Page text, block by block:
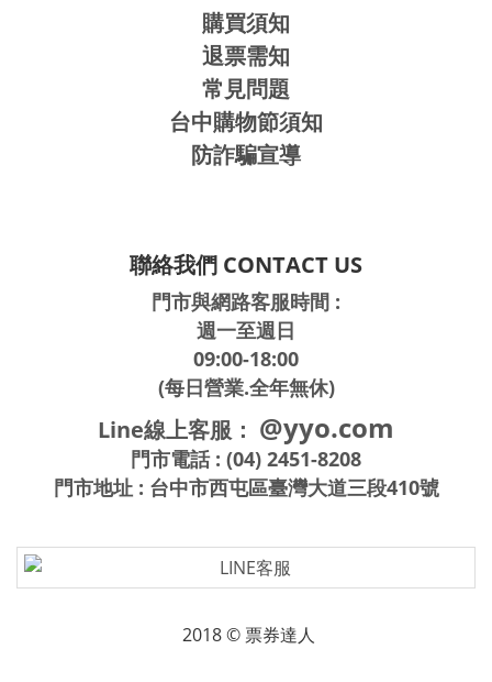
購買須知
退票需知
常見問題
台中購物節須知
防詐騙宣導
聯絡我們 CONTACT US
門市與網路客服時間 :
週一至週日
09:00-18:00
(每日營業.全年無休)
Line線上客服： @yyo.com
門市電話 : (04) 2451-8208
門市地址 : 台中市西屯區臺灣大道三段410號
2018 © 票券達人